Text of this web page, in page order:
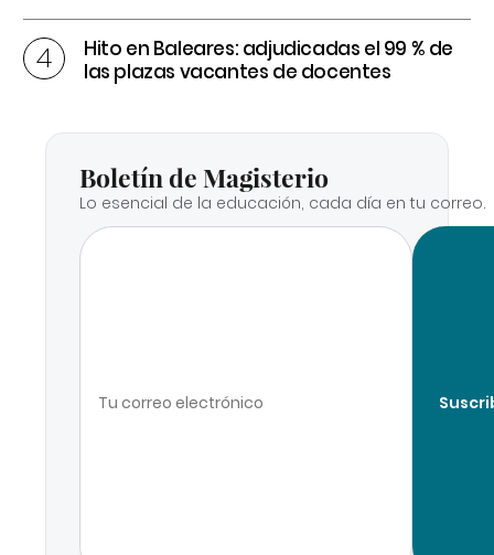
Hito en Baleares: adjudicadas el 99 % de
las plazas vacantes de docentes
Boletín de Magisterio
Lo esencial de la educación, cada día en tu correo.